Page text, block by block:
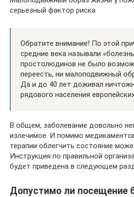
серьезный фактор риска
Обратите внимание! По этой
средние века называли
простолюдинов не было
переесть, ни малоподвижный
Да и до 40 лет доживал
рядового населения
В общем, заболевание довольно
излечимое. И помимо
терапии облегчить состояние
Инструкция по правильной
будет приведена в следующем
Допустимо ли посещение